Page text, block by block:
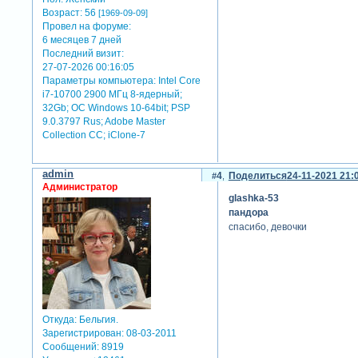
Возраст: 56[1969-09-09]
Провел на форуме:
6 месяцев 7 дней
Последний визит:
27-07-2026 00:16:05
Параметры компьютера: Intel Core
i7-10700 2900 МГц 8-ядерный;
32Gb; ОС Windows 10-64bit; PSP
9.0.3797 Rus; Adobe Master
Collection СС; iClone-7
Поделиться
4 24-11-2021
admin
Администратор
Откуда: Бельгия.
Зарегистрирован: 08-03-2011
Сообщений: 8919
glashka-53
пандора
спасибо, девочки